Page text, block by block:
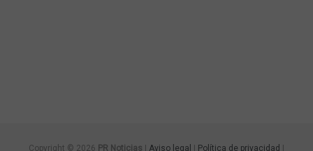
Copyright © 2026 PR Noticias Aviso legal Política de privacidad